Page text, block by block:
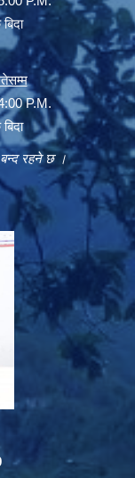
P.M.
बन्द रहने छ ।